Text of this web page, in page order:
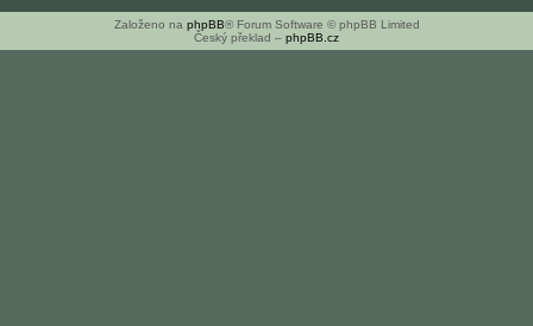
Založeno na phpBB® Forum Software © phpBB Limited
Český překlad – phpBB.cz